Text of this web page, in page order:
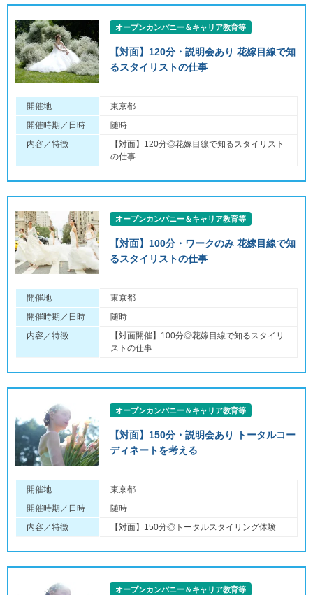
オープンカンパニー＆キャリア教育等
【対面】120分・説明会あり 花嫁目線で知
るスタイリストの仕事
開催地
東京都
開催時期／日時
随時
内容／特徴
【対面】120分◎花嫁目線で知るスタイリスト
の仕事
オープンカンパニー＆キャリア教育等
【対面】100分・ワークのみ 花嫁目線で知
るスタイリストの仕事
開催地
東京都
開催時期／日時
随時
内容／特徴
【対面開催】100分◎花嫁目線で知るスタイリ
ストの仕事
オープンカンパニー＆キャリア教育等
【対面】150分・説明会あり トータルコー
ディネートを考える
開催地
東京都
開催時期／日時
随時
内容／特徴
【対面】150分◎トータルスタイリング体験
オープンカンパニー＆キャリア教育等